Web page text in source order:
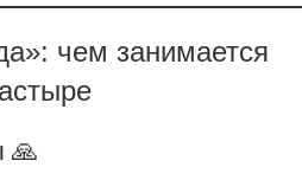
чем занимается
🙏